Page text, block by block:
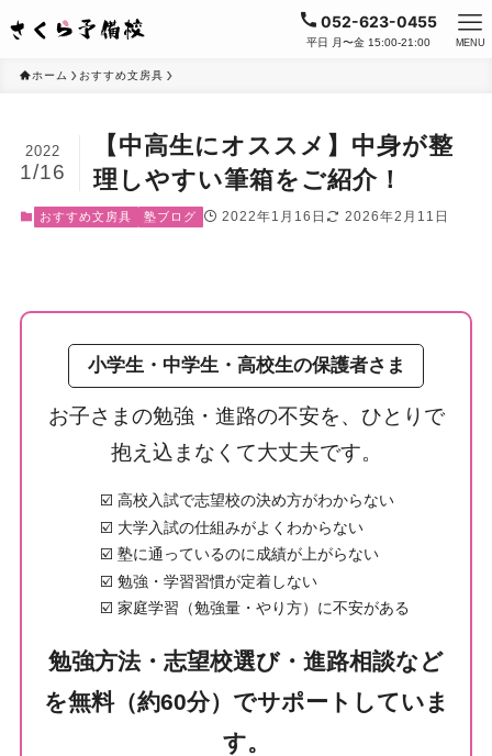
052-623-0455
平日 月〜金 15:00-21:00 MENU
ホーム おすすめ文房具
【中高生にオススメ】中身が整
理しやすい筆箱をご紹介！
2022
1/16
おすすめ文房具 塾ブログ 2022年1月16日 2026年2月11日
小学生・中学生・高校生の保護者さま
お子さまの勉強・進路の不安を、ひとりで
抱え込まなくて大丈夫です。
☑️ 高校入試で志望校の決め方がわからない
☑️ 大学入試の仕組みがよくわからない
☑️ 塾に通っているのに成績が上がらない
☑️ 勉強・学習習慣が定着しない
☑️ 家庭学習（勉強量・やり方）に不安がある
勉強方法・志望校選び・進路相談など
を無料（約60分）でサポートしていま
す。